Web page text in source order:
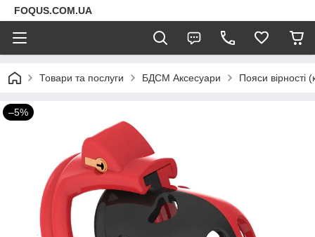
FOQUS.COM.UA
Товари та послуги БДСМ Аксесуари Пояси вірності
–5%